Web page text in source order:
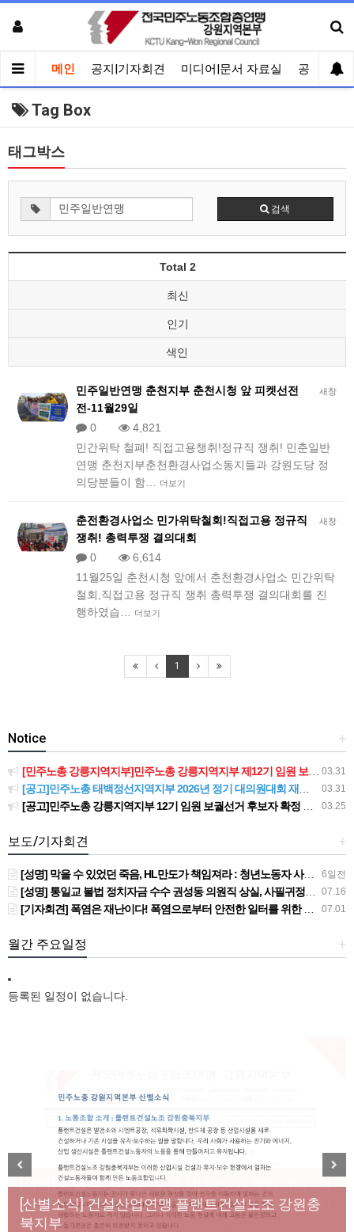
메인 공지|기자회견 미디어|문서 자료실 공유게시
Tag Box
태그박스
검색
Total 2
최신
인기
색인
새창
민주일반연맹 춘천지부 춘천시청 앞 피켓선전
전-11월29일
0
4,821
민간위탁 철폐! 직접고용챙취!정규직 쟁취! 민춘일반
연맹 춘천지부춘천환경사업소동지들과 강원도당 정
의당분들이 함…
더보기
새창
춘전환경사업소 민가위탁철회!직접고용 정규직
쟁취! 총력투쟁 결의대회
0
6,614
11월25일 춘천시청 앞에서 춘천환경사업소 민간위탁
철회,직접고용 정규직 쟁취 총력투쟁 결의대회를 진
행하였습…
더보기
1
+
Notice
03.31
[민주노총 강릉지역지부]민주노총 강릉지역지부 제12기 임원 보궐선거결과 공고
03.31
[공고]민주노총 태백정선지역지부 2026년 정기 대의원대회 재소집 건
03.25
[공고]민주노총 강릉지역지부 12기 임원 보궐선거 후보자 확정 공고
+
보도/기자회견
6일전
[성명] 막을 수 있었던 죽음, HL만도가 책임져라 : 청년노동자 사망사고의 철저한 진상규명과 재발방지 대책 마련하라
07.16
[성명] 통일교 불법 정치자금 수수 권성동 의원직 상실, 사필귀정이다
07.01
[기자회견] 폭염은 재난이다! 폭염으로부터 안전한 일터를 위한 민주노총 강원지역본부 폭염감시단 선포 기자회견
+
월간 주요일정
등록된 일정이 없습니다.
[성명] 막을 수 있었던 죽음, HL만도가 책임져라 : 청
년노동자 사망사고의 철저한 진상규명과 재발방지
대책 마련하라
[산별소식] 건설산업연맹 플랜트건설노조 강원충
북지부
Previous Next